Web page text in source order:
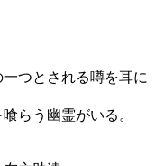
つとされる噂を耳に
らう幽霊がいる。